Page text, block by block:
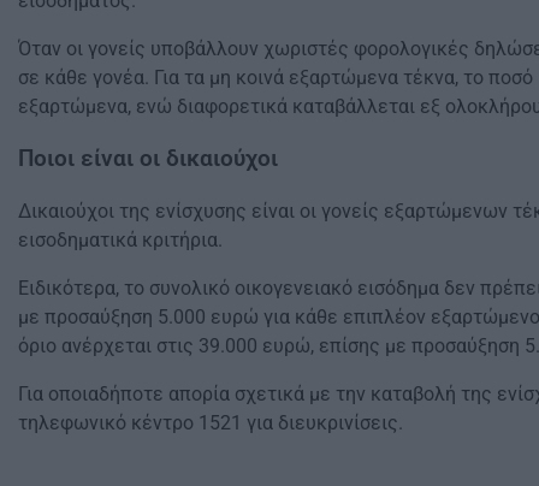
Όταν οι γονείς υποβάλλουν χωριστές φορολογικές
σε κάθε γονέα. Για τα μη κοινά εξαρτώμενα τέκνα, το
εξαρτώμενα, ενώ διαφορετικά καταβάλλεται εξ
Ποιοι είναι οι δικαιούχοι
Δικαιούχοι της ενίσχυσης είναι οι γονείς εξαρτώμενων
εισοδηματικά κριτήρια.
Ειδικότερα, το συνολικό οικογενειακό εισόδημα δεν
με προσαύξηση 5.000 ευρώ για κάθε επιπλέον εξαρτώμενο
όριο ανέρχεται στις 39.000 ευρώ, επίσης με
Για οποιαδήποτε απορία σχετικά με την καταβολή της
τηλεφωνικό κέντρο 1521 για διευκρινίσεις.